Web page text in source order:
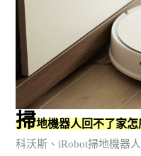
掃地機器人回不了家怎
科沃斯、iRobot掃地機器